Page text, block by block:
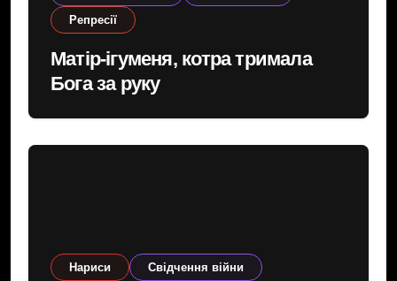
Репресії
Матір-ігуменя, котра тримала
Бога за руку
Нариси Свідчення війни